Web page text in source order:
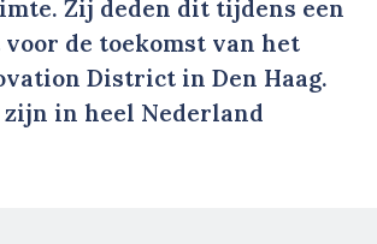
Zij deden dit tijdens een
de toekomst van het
District in Den Haag.
zijn in heel Nederland